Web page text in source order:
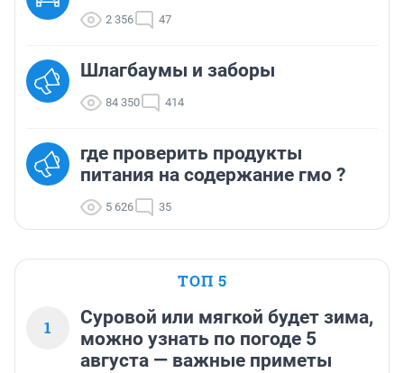
2 356 47
Шлагбаумы и заборы
84 350 414
где проверить продукты
питания на содержание гмо ?
5 626 35
ТОП 5
1
Суровой или мягкой будет зима,
можно узнать по погоде 5
августа — важные приметы